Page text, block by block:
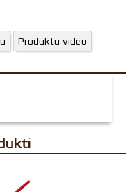
Produktu video